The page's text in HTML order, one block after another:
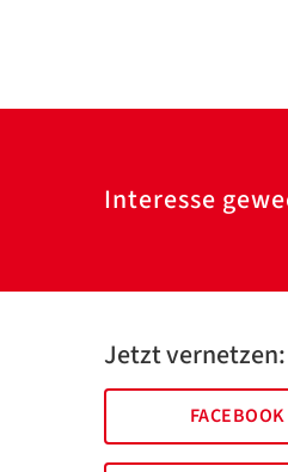
Interesse
Jetzt vernetzen:
FACEBOOK